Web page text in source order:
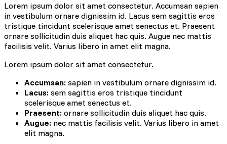
Lorem ipsum dolor sit amet consectetur. Accumsan sapien
in vestibulum ornare dignissim id. Lacus sem sagittis eros
tristique tincidunt scelerisque amet senectus et. Praesent
ornare sollicitudin duis aliquet hac quis. Augue nec mattis
facilisis velit. Varius libero in amet elit magna.
Lorem ipsum dolor sit amet consectetur.
Accumsan: sapien in vestibulum ornare dignissim id.
Lacus: sem sagittis eros tristique tincidunt
scelerisque amet senectus et.
Praesent: ornare sollicitudin duis aliquet hac quis.
Augue: nec mattis facilisis velit. Varius libero in amet
elit magna.